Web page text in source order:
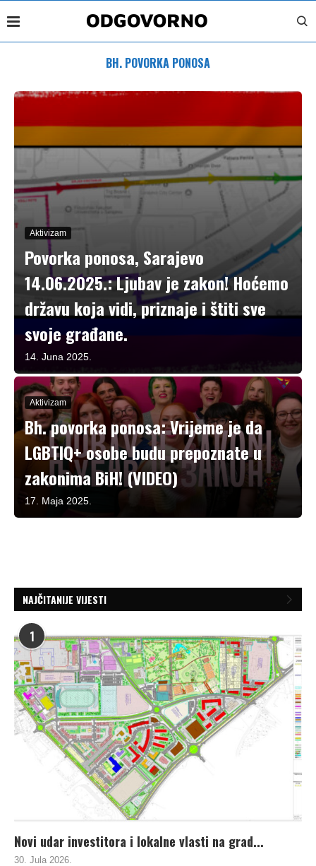
BH. POVORKA PONOSA
Aktivizam
Povorka ponosa, Sarajevo
14.06.2025.: Ljubav je zakon! Hoćemo
državu koja vidi, priznaje i štiti sve
svoje građane.
14. Juna 2025.
Aktivizam
Bh. povorka ponosa: Vrijeme je da
LGBTIQ+ osobe budu prepoznate u
zakonima BiH! (VIDEO)
17. Maja 2025.
NAJČITANIJE VIJESTI
1
Novi udar investitora i lokalne vlasti na grad...
30. Jula 2026.